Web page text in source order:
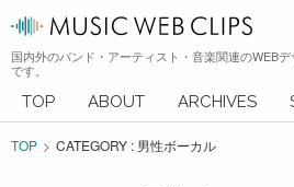
国内外のバンド・アーティスト・音楽関連のWEB
です。
TOP ABOUT ARCHIVES
TOP CATEGORY : 男性ボーカル